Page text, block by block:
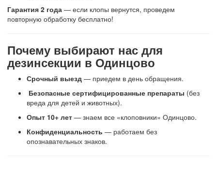
Гарантия 2 года — если клопы вернутся, проведем
повторную обработку бесплатно!
Почему выбирают нас для
дезинсекции в Одинцово
Срочный выезд — приедем в день обращения.
Безопасные сертифицированные препараты (без
вреда для детей и животных).
Опыт 10+ лет — знаем все «клоповники» Одинцово.
Конфиденциальность — работаем без
опознавательных знаков.